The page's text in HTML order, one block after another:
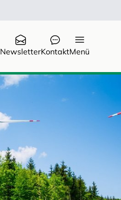
NewsletterKontaktMenü